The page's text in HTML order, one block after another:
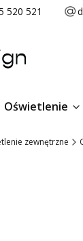
520 521
Oświetlenie
zewnętrzne